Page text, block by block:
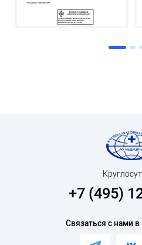
+7 (495)
Связаться с нами